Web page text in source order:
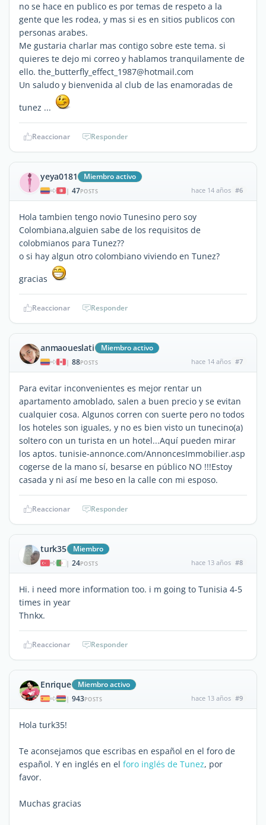
no se hace en publico es por temas de respeto a la
gente que les rodea, y mas si es en sitios publicos con
personas arabes.
Me gustaria charlar mas contigo sobre este tema. si
quieres te dejo mi correo y hablamos tranquilamente de
ello. the_butterfly_effect_1987@hotmail.com
Un saludo y bienvenida al club de las enamoradas de
tunez ...
Reaccionar Responder
yeya0181 Miembro activo
| 47POSTS hace 14 años #6
Hola tambien tengo novio Tunesino pero soy
Colombiana,alguien sabe de los requisitos de
colobmianos para Tunez??
o si hay algun otro colombiano viviendo en Tunez?
gracias
Reaccionar Responder
anmaoueslati Miembro activo
| 88POSTS hace 14 años #7
Para evitar inconvenientes es mejor rentar un
apartamento amoblado, salen a buen precio y se evitan
cualquier cosa. Algunos corren con suerte pero no todos
los hoteles son iguales, y no es bien visto un tunecino(a)
soltero con un turista en un hotel...Aquí pueden mirar
los aptos. tunisie-annonce.com/AnnoncesImmobilier.asp
cogerse de la mano sí, besarse en público NO !!!Estoy
casada y ni así me beso en la calle con mi esposo.
Reaccionar Responder
turk35 Miembro
| 24POSTS hace 13 años #8
Hi. i need more information too. i m going to Tunisia 4-5
times in year
Thnkx.
Reaccionar Responder
Enrique Miembro activo
| 943POSTS hace 13 años #9
Hola turk35!
Te aconsejamos que escribas en español en el foro de
español. Y en inglés en el foro inglés de Tunez, por
favor.
Muchas gracias